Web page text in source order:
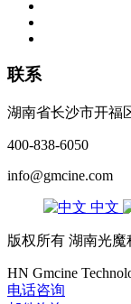
联系
湖南省长沙市开福
400-838-6050
info@gmcine.com
中文
版权所有 湖南光魔
HN Gmcine
电话咨询